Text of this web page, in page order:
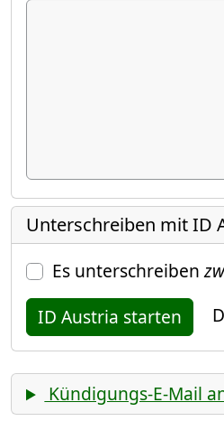
Unterschreiben mit ID
Es unterschreiben
ID Austria starten
Kündigungs-E-Mail